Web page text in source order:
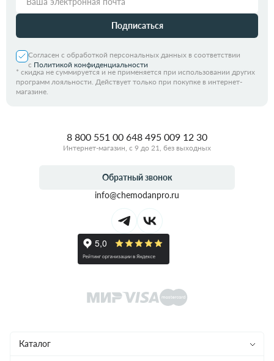
Подписаться
Согласен с обработкой персональных данных в соответствии
с Политикой конфиденциальности
* скидка не суммируется и не применяется при использовании других
программ лояльности. Действует только при покупке в интернет-
магазине.
Каталог
8 800 551 00 648 495 009 12 30
Интернет-магазин, с 9 до 21, без выходных
Обратный звонок
info@chemodanpro.ru